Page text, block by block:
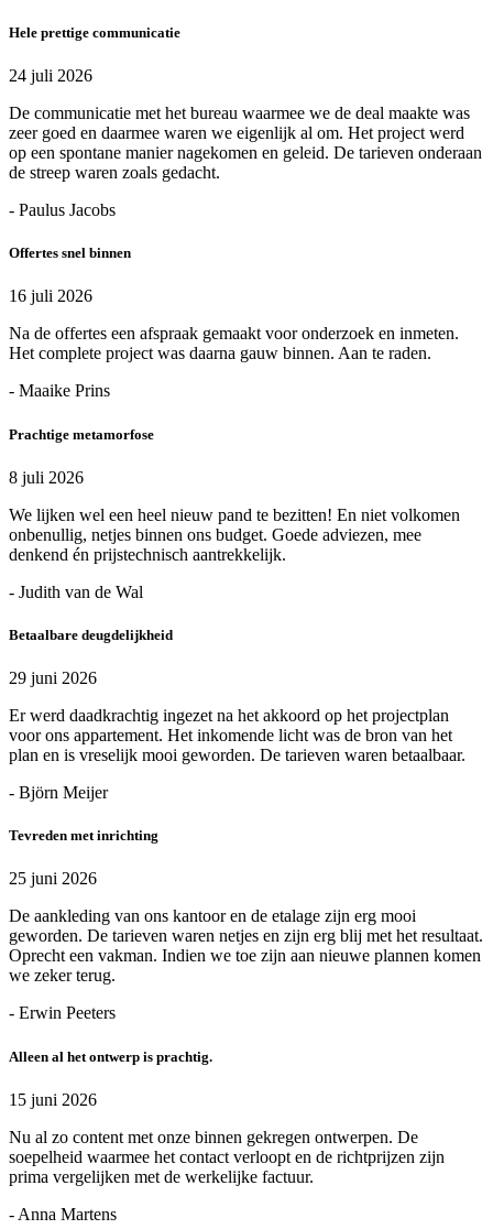
Hele prettige communicatie
24 juli 2026
De communicatie met het bureau waarmee we de deal maakte was
zeer goed en daarmee waren we eigenlijk al om. Het project werd
op een spontane manier nagekomen en geleid. De tarieven onderaan
de streep waren zoals gedacht.
- Paulus Jacobs
Offertes snel binnen
16 juli 2026
Na de offertes een afspraak gemaakt voor onderzoek en inmeten.
Het complete project was daarna gauw binnen. Aan te raden.
- Maaike Prins
Prachtige metamorfose
8 juli 2026
We lijken wel een heel nieuw pand te bezitten! En niet volkomen
onbenullig, netjes binnen ons budget. Goede adviezen, mee
denkend én prijstechnisch aantrekkelijk.
- Judith van de Wal
Betaalbare deugdelijkheid
29 juni 2026
Er werd daadkrachtig ingezet na het akkoord op het projectplan
voor ons appartement. Het inkomende licht was de bron van het
plan en is vreselijk mooi geworden. De tarieven waren betaalbaar.
- Björn Meijer
Tevreden met inrichting
25 juni 2026
De aankleding van ons kantoor en de etalage zijn erg mooi
geworden. De tarieven waren netjes en zijn erg blij met het resultaat.
Oprecht een vakman. Indien we toe zijn aan nieuwe plannen komen
we zeker terug.
- Erwin Peeters
Alleen al het ontwerp is prachtig.
15 juni 2026
Nu al zo content met onze binnen gekregen ontwerpen. De
soepelheid waarmee het contact verloopt en de richtprijzen zijn
prima vergelijken met de werkelijke factuur.
- Anna Martens